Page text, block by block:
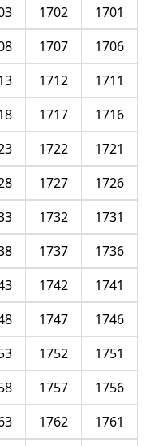
1701
1702
1706
1707
1711
1712
1716
1717
1721
1722
1726
1727
1731
1732
1736
1737
1741
1742
1746
1747
1751
1752
1756
1757
1761
1762